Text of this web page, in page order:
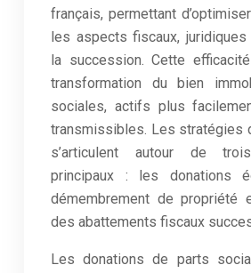
français, permettant
les aspects fiscaux,
la succession. Cette
transformation du bien
sociales, actifs plus
transmissibles. Les stratégies
s’articulent autour de
principaux : les donations
démembrement de propriété
des abattements fiscaux
Les donations de parts